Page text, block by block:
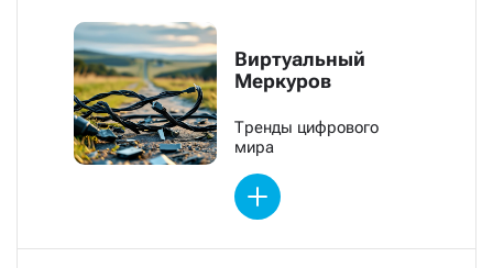
Виртуальный
Меркуров
Тренды цифрового
мира